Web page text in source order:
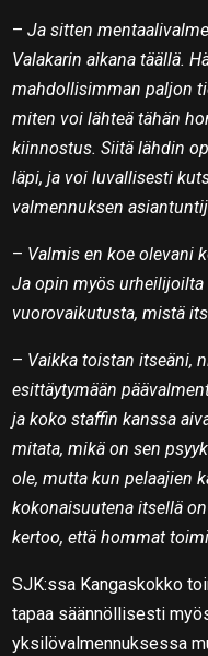
–Ja sitten
Valakarin aikana täällä.
mahdollisimman paljon
miten voi lähteä tähän
kiinnostus. Siitä lähdin
läpi, ja voi luvallisesti
valmennuksen
– Valmis en koe olevani
Ja opin myös urheilijoilta
vuorovaikutusta, mistä
– Vaikka toistan itseäni,
esittäytymään
ja koko staffin kanssa
mitata, mikä on sen
ole, mutta kun pelaajien
kokonaisuutena itsellä
kertoo, että hommat
SJK:ssa Kangaskokko
tapaa säännöllisesti
yksilövalmennuksessa